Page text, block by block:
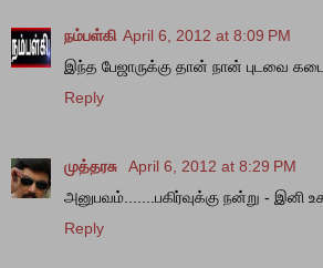
நம்பள்கி April 6, 2012 at 8:09 PM
இந்த பேஜாருக்கு தான் நான் புடவை
Reply
முத்தரசு
April 6, 2012 at 8:29 PM
அனுபவம்.......பகிர்வுக்கு நன்று - இனி
Reply